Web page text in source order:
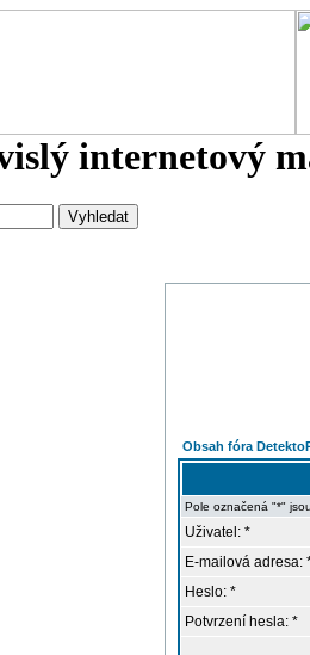
internetový
Obsah fóra
Pole označená "*"
Uživatel: *
E-mailová adresa:
Heslo: *
Potvrzení hesla: *